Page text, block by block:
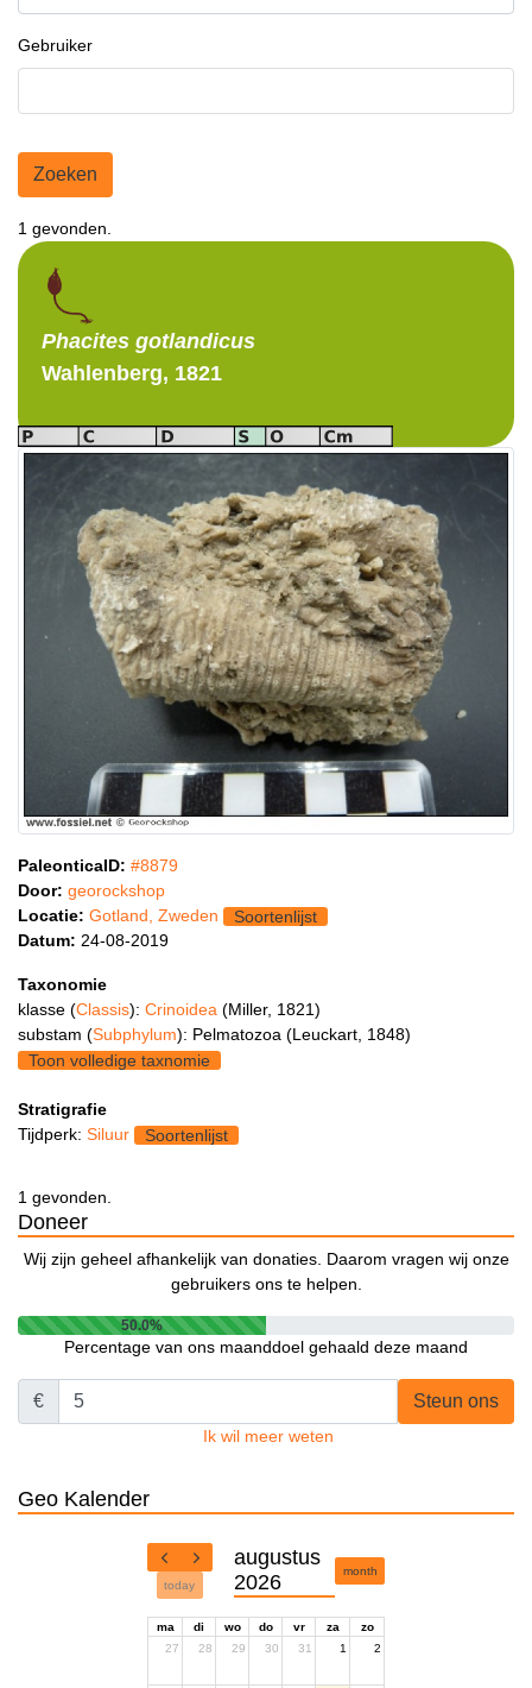
Gebruiker
Zoeken
1 gevonden.
Phacites gotlandicus
Wahlenberg, 1821
PaleonticaID: #8879
Door: georockshop
Locatie: Gotland, Zweden
Soortenlijst
Datum: 24-08-2019
Taxonomie
klasse (Classis): Crinoidea (Miller, 1821)
substam (Subphylum): Pelmatozoa (Leuckart, 1848)
Toon volledige taxnomie
Stratigrafie
Tijdperk: Siluur Soortenlijst
1 gevonden.
Doneer
Wij zijn geheel afhankelijk van donaties. Daarom vragen wij onze
gebruikers ons te helpen.
50.0%
Percentage van ons maanddoel gehaald deze maand
€ Steun ons
Ik wil meer weten
Geo Kalender
today
augustus
2026
month
ma di wo do vr za
zo
27
28 29 30 31 1 2